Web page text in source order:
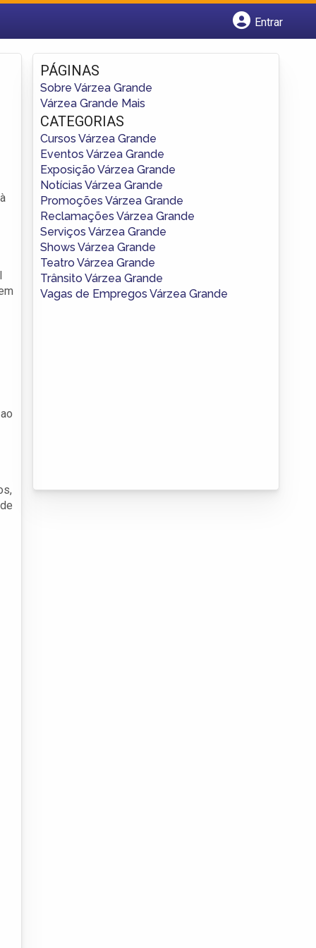
Entrar
Fazer login
Criar conta
PÁGINAS
Sobre Várzea Grande
Várzea Grande Mais
CATEGORIAS
Cursos Várzea Grande
Eventos Várzea Grande
Exposição Várzea Grande
Notícias Várzea Grande
Promoções Várzea Grande
Reclamações Várzea Grande
Serviços Várzea Grande
Shows Várzea Grande
Teatro Várzea Grande
Trânsito Várzea Grande
Vagas de Empregos Várzea Grande